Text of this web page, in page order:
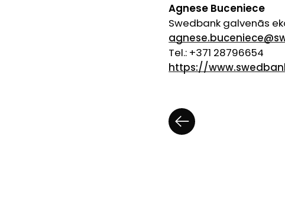
Agnese Buceniece
Swedbank galvenās
Tel.: +371 28796654
https://